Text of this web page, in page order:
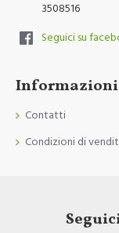
3508516
Seguici su
Informazioni
Contatti
Condizioni di